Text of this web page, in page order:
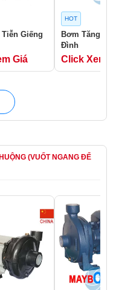
Giếng
Giá
HOT
Bơm Tăng Áp
Đình
Click Xem
(VUỐT NGANG ĐỂ